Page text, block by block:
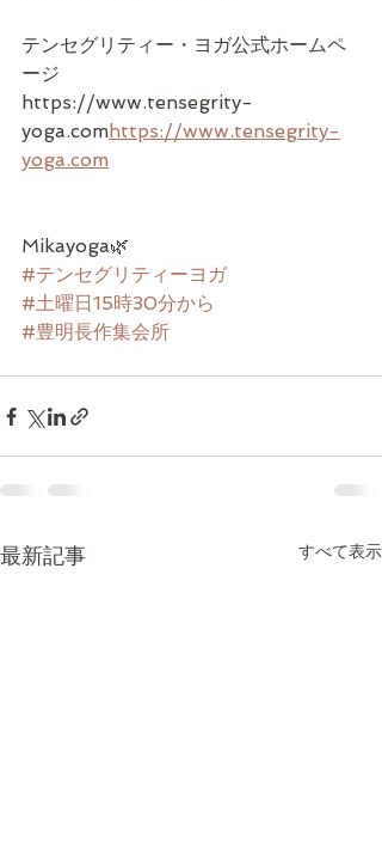
テンセグリティー・ヨガ公式ホームペ
ージ
https://www.tensegrity-
yoga.comhttps://www.tensegrity-
yoga.com
Mikayoga🌿
#テンセグリティーヨガ
#土曜日15時30分から
#豊明長作集会所
最新記事 すべて表示